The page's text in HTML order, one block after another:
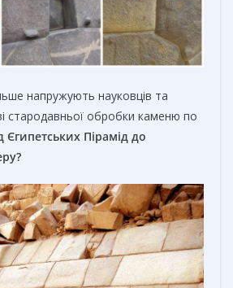
напружують науковців та
стародавньої обробки каменю по
Єгипетських Пірамід до